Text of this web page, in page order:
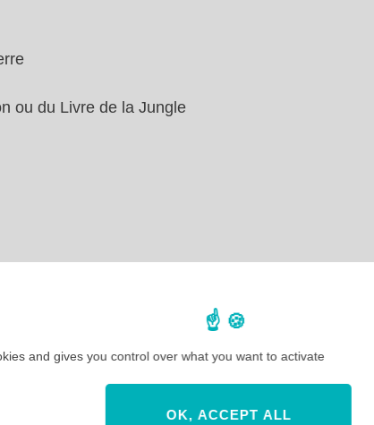
ou du Livre de la Jungle
Jungle est ma nouvelle saison préférée ?
images 2019
Paris
Paris
Roi Lion et de la Jungle ?
and gives you control over what you want to activate
OK, ACCEPT ALL